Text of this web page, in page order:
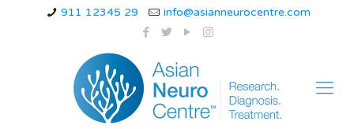
911 12345 29 info@asianneurocentre.com